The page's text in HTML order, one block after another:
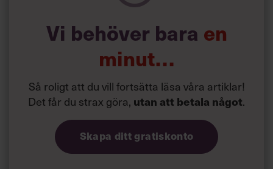
Siri Wikander: ”Led som i
början av pandemin”
Vi behöver bara en
minut…
Så roligt att du vill fortsätta läsa våra artiklar!
Det får du strax göra, utan att betala något.
Skapa ditt gratiskonto